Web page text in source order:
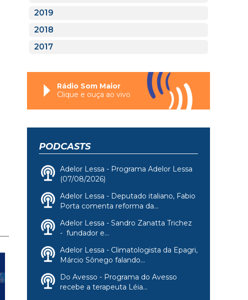
2019
2018
2017
Rádio Som Maior
Clique e ouça ao vivo
PODCASTS
Adelor Lessa - Programa Adelor Lessa
(07/08/2026)
Adelor Lessa - Deputado italiano, Fabio
Porta comenta reforma da...
Adelor Lessa - Sandro Zanatta Trichez
- fundador e...
Adelor Lessa - Climatologista da Epagri,
Márcio Sônego falando...
Do Avesso - Programa do Avesso
recebe a terapeuta Léia...